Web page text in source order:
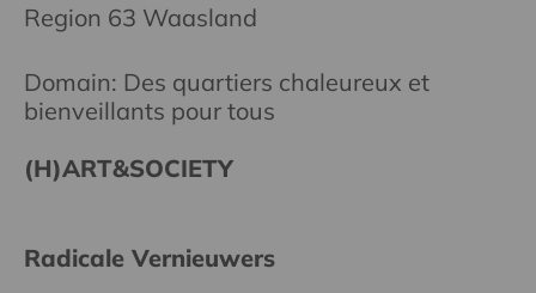
Region 63 Waasland
Domain: Des quartiers chaleureux et
bienveillants pour tous
(H)ART&SOCIETY
Radicale Vernieuwers